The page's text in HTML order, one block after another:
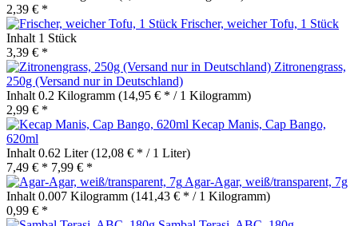
2,39 € *
Frischer, weicher Tofu, 1 Stück
Inhalt 1 Stück
3,39 € *
Zitronengrass,
250g (Versand nur in Deutschland)
Inhalt 0.2 Kilogramm (14,95 € * / 1 Kilogramm)
2,99 € *
Kecap Manis, Cap Bango,
620ml
Inhalt 0.62 Liter(12,08 € * / 1 Liter)
7,49 € * 7,99 € *
Agar-Agar, weiß/transparent, 7g
Inhalt 0.007 Kilogramm (141,43 € * / 1 Kilogramm)
0,99 € *